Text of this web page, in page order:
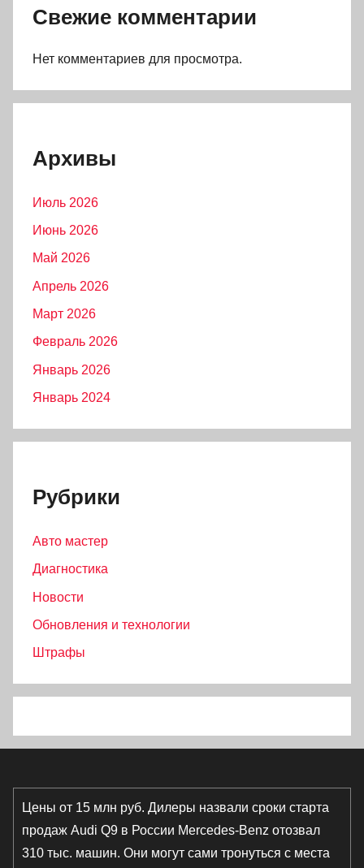
Свежие комментарии
Нет комментариев для просмотра.
Архивы
Июль 2026
Июнь 2026
Май 2026
Апрель 2026
Март 2026
Февраль 2026
Январь 2026
Январь 2024
Рубрики
Авто мастер
Диагностика
Новости
Обновления и технологии
Штрафы
Цены от 15 млн руб. Дилеры назвали сроки старта
продаж Audi Q9 в России Mercedes-Benz отозвал
310 тыс. машин. Они могут сами тронуться с места